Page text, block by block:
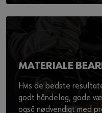
MATERIALE
Hvis de bedste
godt håndelag, gode
også nødvendigt med